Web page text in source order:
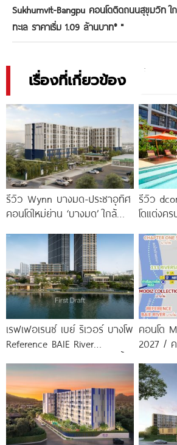
Sukhumvit-Bangpu คอนโดติดถนนสุขุมวิท
ทะเล ราคาเริ่ม 1.09 ล้านบาท*"
เรื่องที่เกี่ยวข้อง
รีวิว Wynn บางมด-ประชาอุทิศ
คอนโดใหม่ย่าน ‘บางมด’ ใกล้
สายสีม่วง
รีวิว
โดแต่งค
พร้อมรั
เรฟเฟอเรนซ์ เบย์ ริเวอร์ บางโพ
Reference BAIE River
จาก
คอนโด
2027 /